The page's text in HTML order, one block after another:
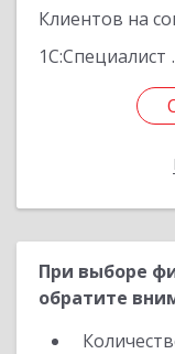
Клиентов на
1С:Специалист
При выборе
обратите